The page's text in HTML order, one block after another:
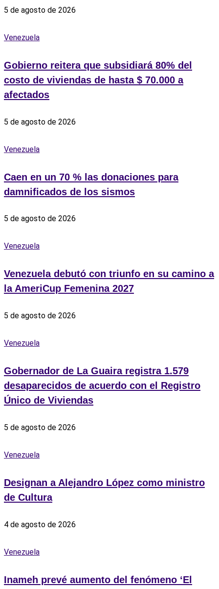
5 de agosto de 2026
Venezuela
Gobierno reitera que subsidiará 80% del
costo de viviendas de hasta $ 70.000 a
afectados
5 de agosto de 2026
Venezuela
Caen en un 70 % las donaciones para
damnificados de los sismos
5 de agosto de 2026
Venezuela
Venezuela debutó con triunfo en su camino a
la AmeriCup Femenina 2027
5 de agosto de 2026
Venezuela
Gobernador de La Guaira registra 1.579
desaparecidos de acuerdo con el Registro
Único de Viviendas
5 de agosto de 2026
Venezuela
Designan a Alejandro López como ministro
de Cultura
4 de agosto de 2026
Venezuela
Inameh prevé aumento del fenómeno ‘El